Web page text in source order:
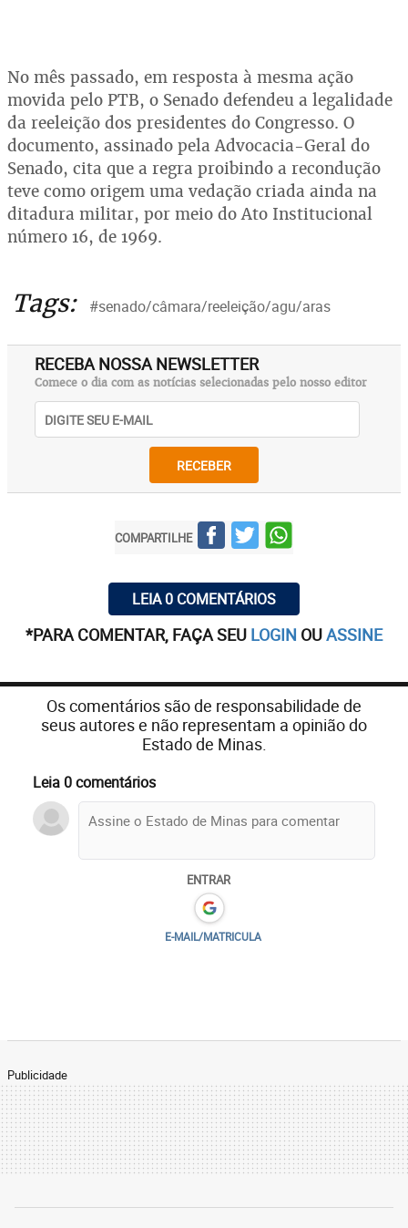
No mês passado, em resposta à mesma ação
movida pelo PTB, o Senado defendeu a legalidade
da reeleição dos presidentes do Congresso. O
documento, assinado pela Advocacia-Geral do
Senado, cita que a regra proibindo a recondução
teve como origem uma vedação criada ainda na
ditadura militar, por meio do Ato Institucional
número 16, de 1969.
Tags: #senado/câmara/reeleição/agu/aras
RECEBA NOSSA NEWSLETTER
Comece o dia com as notícias selecionadas pelo nosso editor
RECEBER
COMPARTILHE
LEIA 0 COMENTÁRIOS
*PARA COMENTAR, FAÇA SEU LOGIN OUASSINE
Os comentários são de responsabilidade de
seus autores e não representam a opinião do
Estado de Minas.
Leia 0 comentários
ENTRAR
E-MAIL/MATRICULA
Publicidade